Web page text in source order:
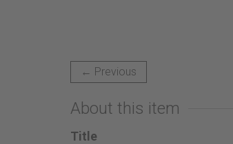
← Previous
About this item
Title